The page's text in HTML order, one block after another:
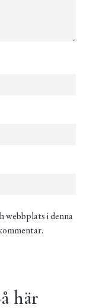
webbplats i denna
här